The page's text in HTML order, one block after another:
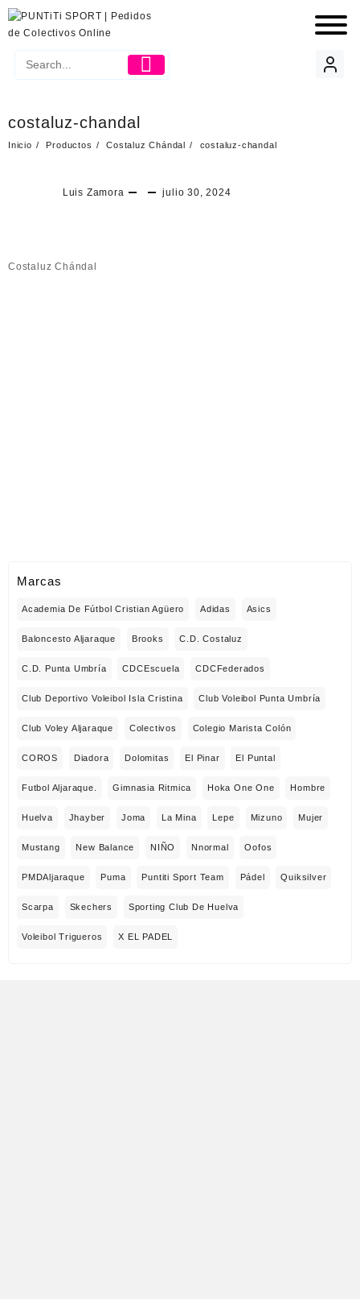
costaluz-chandal
Inicio Productos Costaluz Chándal costaluz-chandal
Luis Zamora julio 30, 2024
Costaluz Chándal
Marcas
Academia De Fútbol Cristian Agüero Adidas Asics
Baloncesto Aljaraque Brooks C.D. Costaluz
C.D. Punta Umbría CDCEscuela CDCFederados
Club Deportivo Voleibol Isla Cristina Club Voleibol Punta Umbría
Club Voley Aljaraque Colectivos Colegio Marista Colón
COROS Diadora Dolomitas El Pinar El Puntal
Futbol Aljaraque. Gimnasia Ritmica Hoka One One Hombre
Huelva Jhayber Joma La Mina Lepe Mizuno Mujer
Mustang New Balance NIÑO Nnormal Oofos
PMDAljaraque Puma Puntiti Sport Team Pádel Quiksilver
Scarpa Skechers Sporting Club De Huelva
Voleibol Trigueros X EL PADEL